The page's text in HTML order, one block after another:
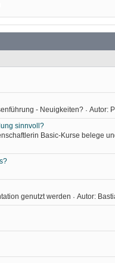
- Neuigkeiten?· Autor:
sinnvoll?
Basic-Kurse belege
genutzt werden · Autor: